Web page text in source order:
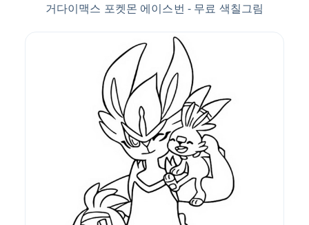
거다이맥스 포켓몬 에이스번 - 무료 색칠그림